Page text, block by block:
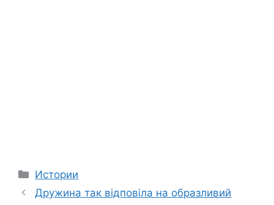
Categories
Истории
Дружина так відповіла на образливий